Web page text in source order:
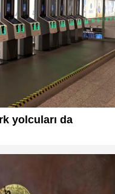
yolcuları da